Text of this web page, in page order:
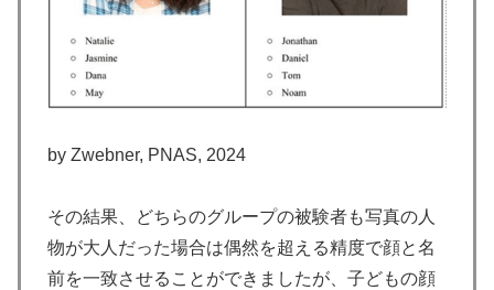
by Zwebner, PNAS, 2024
その結果、どちらのグループの被験者も写真の人
物が大人だった場合は偶然を超える精度で顔と名
前を一致させることができましたが、子どもの顔